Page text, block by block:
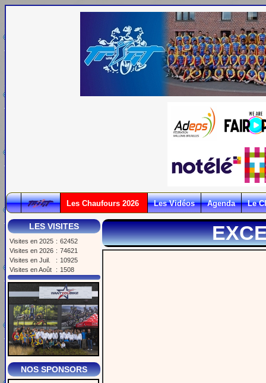
Les Chaufours 2026 Les Vidéos Agenda Le
LES VISITES
Visites en 2025 : 62452
Visites en 2026 : 74621
Visites en Juil.
: 10925
Visites en Août
: 1508
NOS SPONSORS